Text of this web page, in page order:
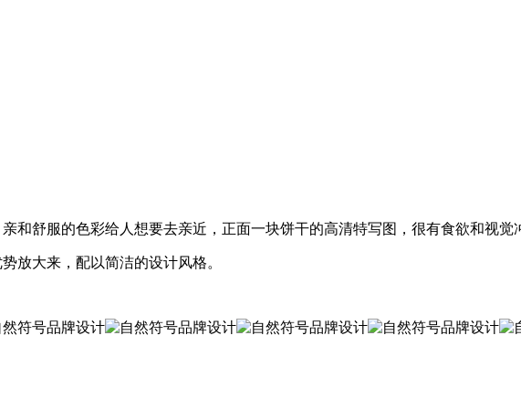
和舒服的色彩给人想要去亲近，正面一块饼干的高清特写图，很有食欲和视觉
放大来，配以简洁的设计风格。